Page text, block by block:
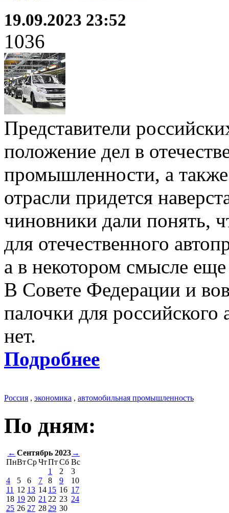
19.09.2023 23:52
1036
Представители
положение дел в
промышленности, а также
отрасли придется
чиновники дали понять,
для отечественного
а в некотором смысле
В Совете Федерации и
палочки для российского
нет.
Подробнее
Россия , экономика , автомобильная промышленность
По дням:
← Сентябрь 2023 →
ПнВтСрЧтПтСб Вс
1
2
3
4
5 6 7 8 9
10
11 12 13 14 15 16 17
18 19 20 21 22 23 24
25 26 27 28 29 30